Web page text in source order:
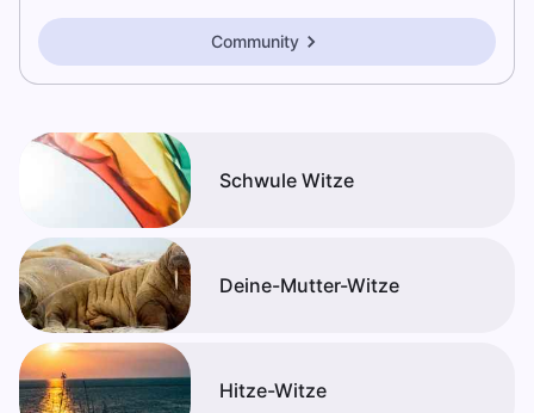
Community
Schwule Witze
Deine-Mutter-Witze
Hitze-Witze